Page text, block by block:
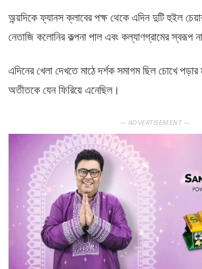
অন্য়দিকে ফ্যানস ক্লাবের পক্ষ থেকে এদিন দুটি হুইল
নেতাজি কলোনির কল্পনা পাল এবং কল্যাণগ্রামের স্বরূপ
এদিনের খেলা দেখতে মাঠে দর্শক সমাগম ছিল চোখে
অতীতকে যেন ফিরিয়ে এনেছিল।
— ADVERTISEMENT —